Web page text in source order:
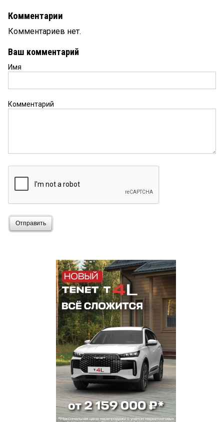
Комментарии
Комментариев нет.
Ваш комментарий
Имя
Комментарий
Отправить